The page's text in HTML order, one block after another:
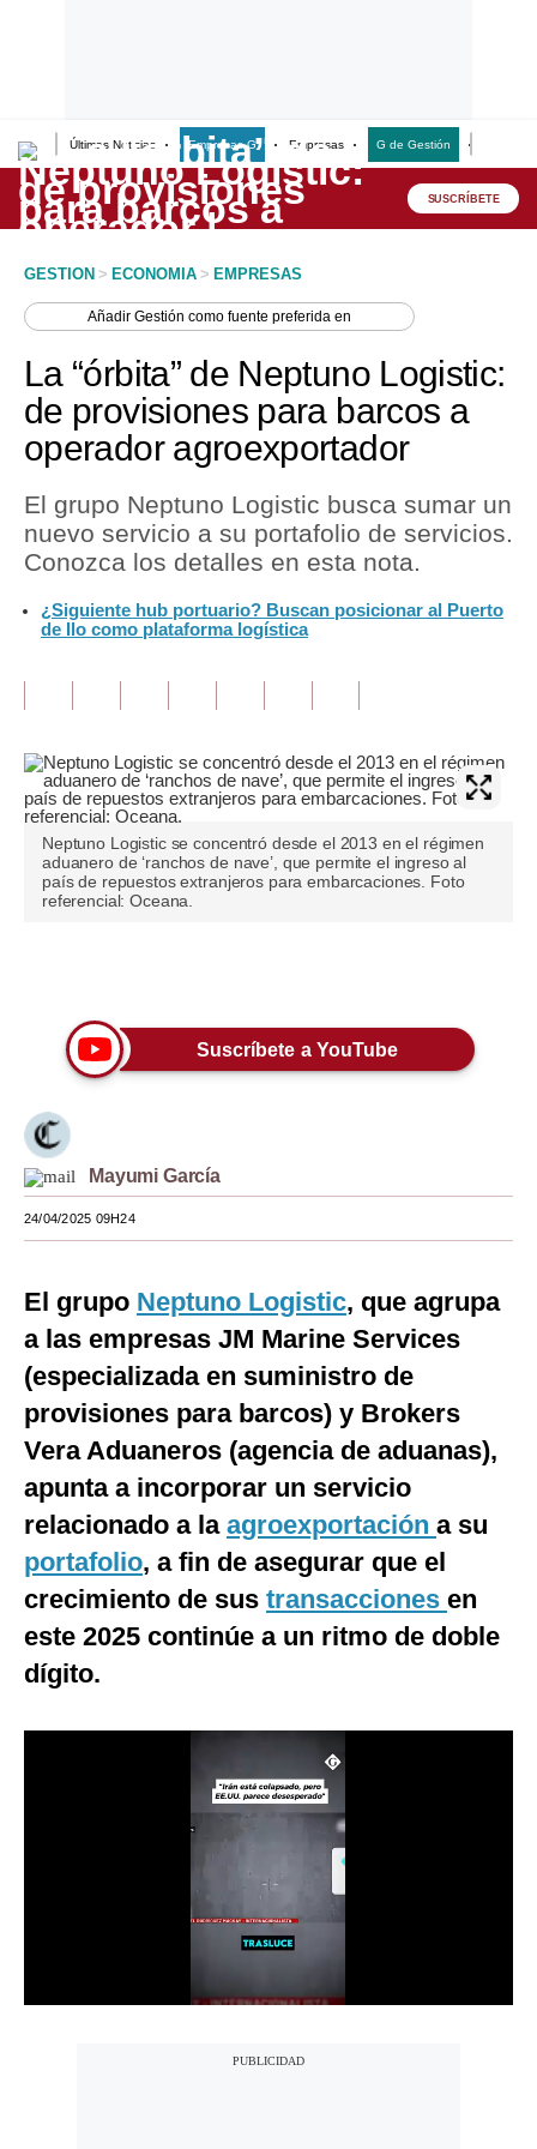
Últimas Noticias Empresas G Empresas G de Gestión
Lo último
Peru Quiosco
Economía
Mercados
Política
Finanzas Personales
Inmobiliarias
Opinión
Editorial
Pregunta de hoy
Viajes
Moda
Estilos
México
España
Internacional
Tecnología
Club del Suscriptor
G de Gestión
Notas Contratadas
Podcast
Gestión TV
SUSCRÍBETE
GESTION > ECONOMIA > EMPRESAS
AñadirGestión como fuente preferida en
La “órbita” de Neptuno Logistic:
de provisiones para barcos a
operador agroexportador
El grupo Neptuno Logistic busca sumar un
nuevo servicio a su portafolio de servicios.
Conozca los detalles en esta nota.
¿Siguiente hub portuario? Buscan posicionar al Puerto
de Ilo como plataforma logística
Neptuno Logistic se concentró desde el 2013 en el régimen
aduanero de ‘ranchos de nave’, que permite el ingreso al
país de repuestos extranjeros para embarcaciones. Foto
referencial: Oceana.
Suscríbete a YouTube
Mayumi García
24/04/2025 09H24
El grupo Neptuno Logistic, que agrupa
a las empresas JM Marine Services
(especializada en suministro de
provisiones para barcos) y Brokers
Vera Aduaneros (agencia de aduanas),
apunta a incorporar un servicio
relacionado a la agroexportación a su
portafolio, a fin de asegurar que el
crecimiento de sus transacciones en
este 2025 continúe a un ritmo de doble
dígito.